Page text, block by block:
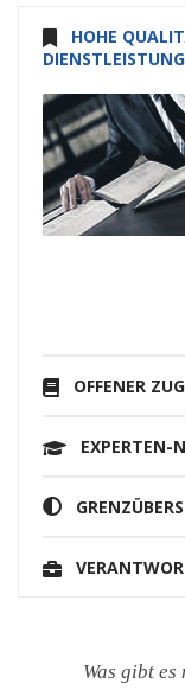
HOHE
OFFENER
EXPERTEN-
Was gibt es